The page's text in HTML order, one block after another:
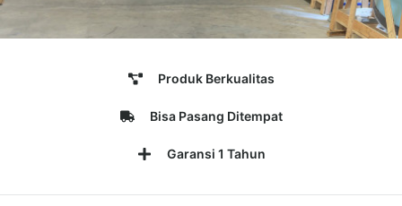
Produk Berkualitas
Bisa Pasang Ditempat
Garansi 1 Tahun